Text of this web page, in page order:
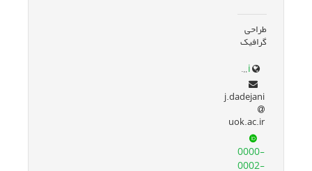
طراحی
گرافیک
research.uok.ac.ir/~jdadejani/
j.dadejani
uok.ac.ir
0000-
0002-